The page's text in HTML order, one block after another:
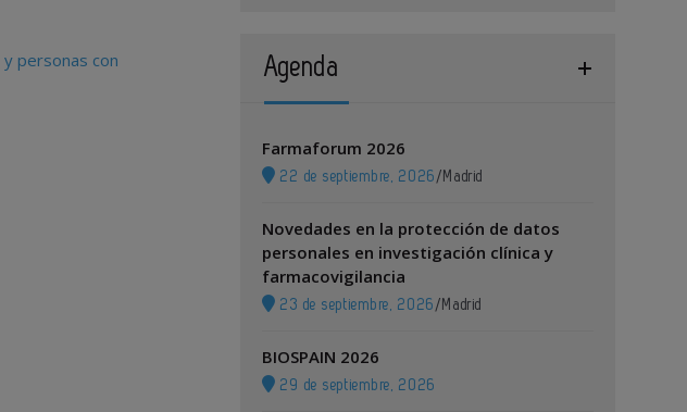
personas con
Agenda
Farmaforum 2026
22 de septiembre, 2026 / Madrid
Novedades en la protección de datos
personales en investigación clínica y
farmacovigilancia
23 de septiembre, 2026 / Madrid
BIOSPAIN 2026
29 de septiembre, 2026